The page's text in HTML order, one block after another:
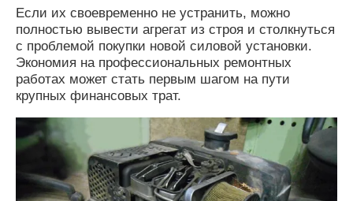
Если их своевременно не устранить, можно
полностью вывести агрегат из строя и столкнуться
с проблемой покупки новой силовой установки.
Экономия на профессиональных ремонтных
работах может стать первым шагом на пути
крупных финансовых трат.